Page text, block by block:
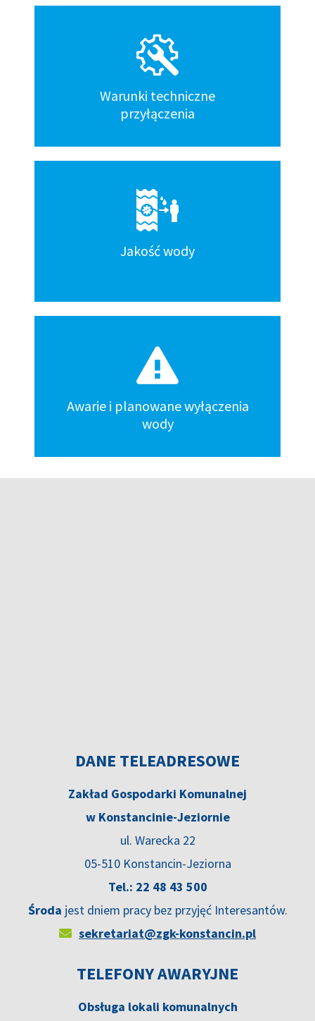
Warunki techniczne
przyłączenia
Jakość wody
Awarie i planowane wyłączenia
wody
DANE TELEADRESOWE
Zakład Gospodarki Komunalnej
w Konstancinie-Jeziornie
ul. Warecka 22
05-510 Konstancin-Jeziorna
Tel.: 22 48 43 500
Środa jest dniem pracy bez przyjęć Interesantów.
sekretariat@zgk-konstancin.pl
TELEFONY AWARYJNE
Obsługa lokali komunalnych